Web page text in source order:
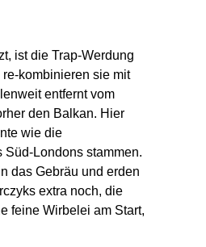
ist die Trap-Werdung
kombinieren sie mit
entfernt vom
den Balkan. Hier
wie die
Londons stammen.
das Gebräu und erden
extra noch, die
feine Wirbelei am Start,